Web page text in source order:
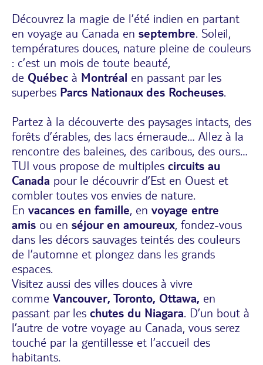
Découvrez la magie de l’été indien en partant
en voyage au Canada en septembre. Soleil,
températures douces, nature pleine de couleurs
: c’est un mois de toute beauté,
de Québec à Montréal en passant par les
superbes Parcs Nationaux des Rocheuses.
Partez à la découverte des paysages intacts, des
forêts d’érables, des lacs émeraude… Allez à la
rencontre des baleines, des caribous, des ours…
TUI vous propose de multiples circuits au
Canada pour le découvrir d’Est en Ouest et
combler toutes vos envies de nature.
En vacances en famille, en voyage entre
amis ou en séjour en amoureux, fondez-vous
dans les décors sauvages teintés des couleurs
de l’automne et plongez dans les grands
espaces.
Visitez aussi des villes douces à vivre
comme Vancouver, Toronto, Ottawa, en
passant par les chutes du Niagara. D’un bout à
l’autre de votre voyage au Canada, vous serez
touché par la gentillesse et l’accueil des
habitants.